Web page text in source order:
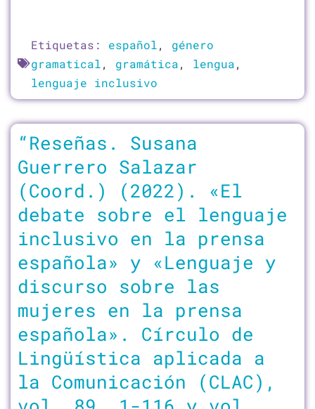
Etiquetas: español, género
gramatical, gramática, lengua,
lenguaje inclusivo
“Reseñas. Susana
Guerrero Salazar
(Coord.) (2022). «El
debate sobre el lenguaje
inclusivo en la prensa
española» y «Lenguaje y
discurso sobre las
mujeres en la prensa
española». Círculo de
Lingüística aplicada a
la Comunicación (CLAC),